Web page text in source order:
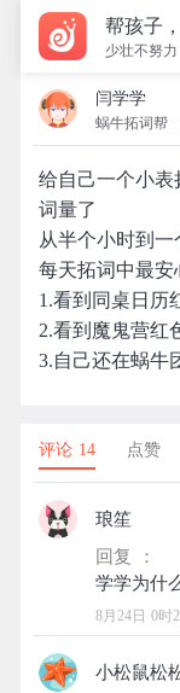
帮孩子
少壮不努
闫学学
蜗牛拓词帮
给自己一个小
词量了
从半个小时到一
每天拓词中最安
1.看到同桌日历
2.看到魔鬼营红
3.自己还在蜗牛
评论 14 点赞
琅笙
回复 ：
8月24日 0时
小松鼠松